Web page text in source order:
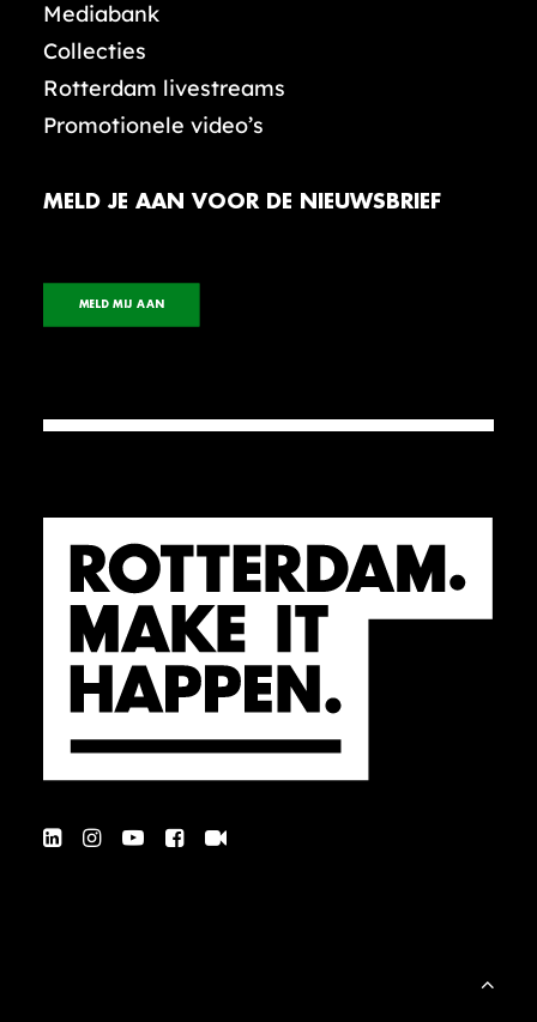
Mediabank
Collecties
Rotterdam livestreams
Promotionele video’s
MELD JE AAN VOOR DE NIEUWSBRIEF
MELD MIJ AAN